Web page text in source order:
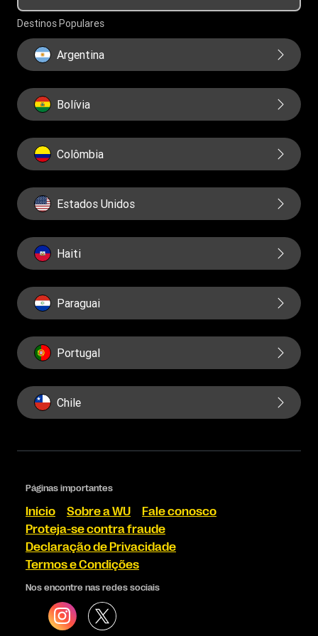
Governança
Relatorios
Destinos Populares
Argentina
Bolívia
Colômbia
Estados Unidos
Haiti
Paraguai
Portugal
Chile
Páginas importantes
Início Sobre a WU
Fale conosco
Proteja-se contra fraude
Declaração de Privacidade
Termos e Condições
Nos encontre nas redes sociais